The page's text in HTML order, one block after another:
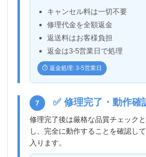
キャンセル料は一切不要
修理代金を全額返金
返送料はお客様負担
返金は3-5営業日で処理
⏱️ 返金処理: 3-5営業日
7 ✅ 修理完了・動作確
修理完了後は厳格な品質チェック
し、完全に動作することを確認し
入ります。